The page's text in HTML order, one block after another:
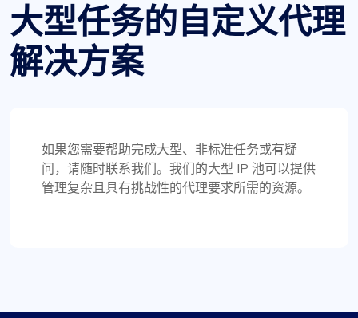
何需要代理服务的人来说，这绝对是一个值得选择
的选择。
格蕾丝·巴布科克
大型任务的自定义代理
解决方案
如果您需要帮助完成大型、非标准任务或有疑
问，请随时联系我们。我们的大型 IP 池可以提供
管理复杂且具有挑战性的代理要求所需的资源。